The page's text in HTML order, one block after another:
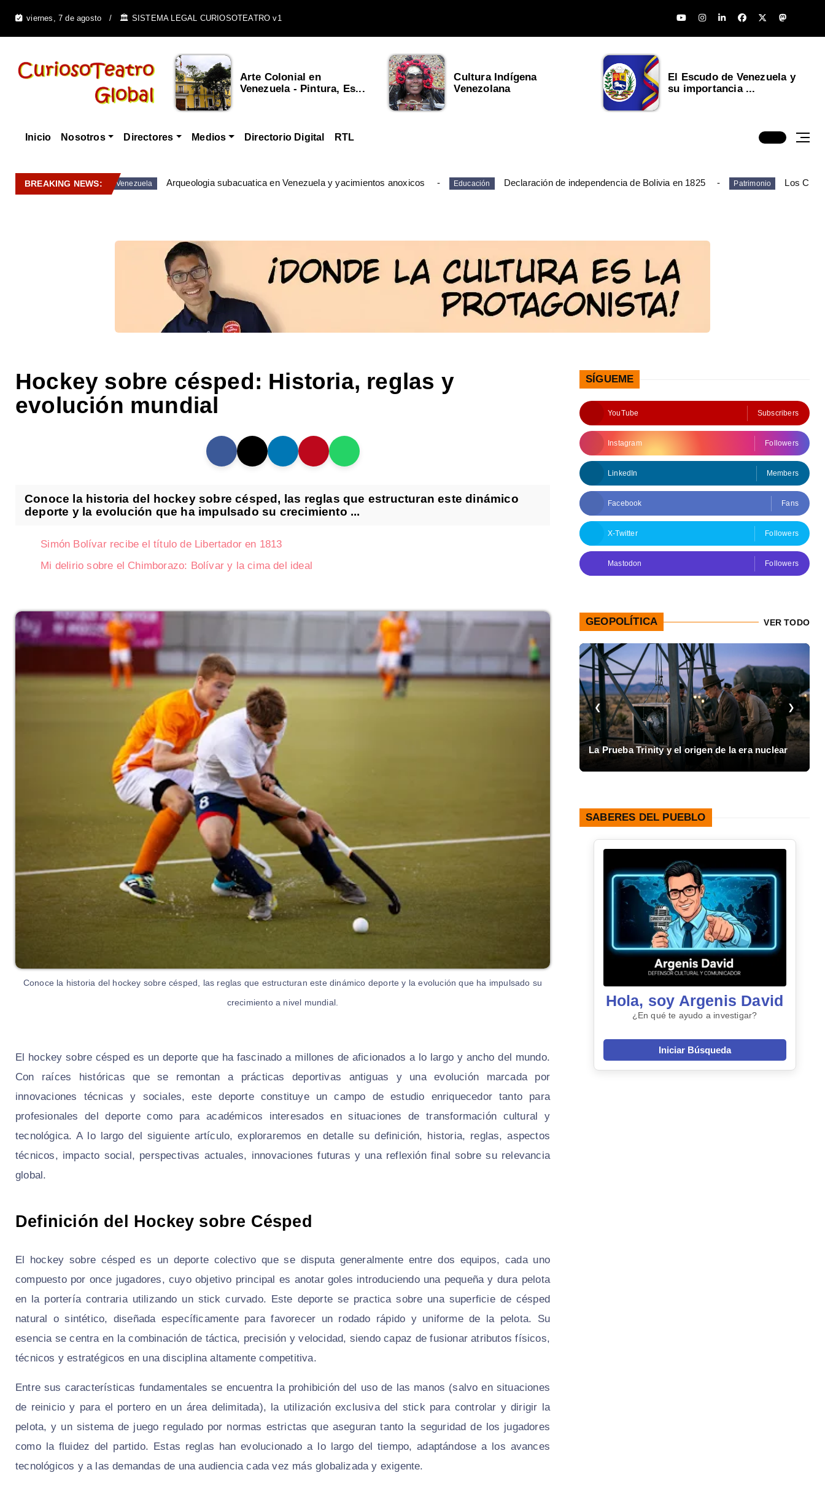
viernes, 7 de agosto 🏛️ SISTEMA LEGAL CURIOSOTEATRO v1
Cultura Afrovenezolana y
su Influencia e...
Arte Colonial en
Venezuela - Pintura, Es...
Cultura Indígena
Venezolana
El Escudo de Venezuela y
su importancia ...
Inicio Nosotros Directores Medios Directorio Digital RTL
BREAKING NEWS: Venezuela Arqueologia subacuatica en Venezuela y yacimientos anoxicos Educación Declaración de independencia de Bolivia en 1825 Patrimonio Los
Hockey sobre césped: Historia, reglas y
evolución mundial
Conoce la historia del hockey sobre césped, las reglas que estructuran este dinámico
deporte y la evolución que ha impulsado su crecimiento ...
Simón Bolívar recibe el título de Libertador en 1813
Mi delirio sobre el Chimborazo: Bolívar y la cima del ideal
Conoce la historia del hockey sobre césped, las reglas que estructuran este dinámico deporte y la evolución que ha impulsado su
crecimiento a nivel mundial.
El hockey sobre césped es un deporte que ha fascinado a millones de aficionados a lo largo y ancho del mundo.
Con raíces históricas que se remontan a prácticas deportivas antiguas y una evolución marcada por
innovaciones técnicas y sociales, este deporte constituye un campo de estudio enriquecedor tanto para
profesionales del deporte como para académicos interesados en situaciones de transformación cultural y
tecnológica. A lo largo del siguiente artículo, exploraremos en detalle su definición, historia, reglas, aspectos
técnicos, impacto social, perspectivas actuales, innovaciones futuras y una reflexión final sobre su relevancia
global.
Definición del Hockey sobre Césped
El hockey sobre césped es un deporte colectivo que se disputa generalmente entre dos equipos, cada uno
compuesto por once jugadores, cuyo objetivo principal es anotar goles introduciendo una pequeña y dura pelota
en la portería contraria utilizando un stick curvado. Este deporte se practica sobre una superficie de césped
natural o sintético, diseñada específicamente para favorecer un rodado rápido y uniforme de la pelota. Su
esencia se centra en la combinación de táctica, precisión y velocidad, siendo capaz de fusionar atributos físicos,
técnicos y estratégicos en una disciplina altamente competitiva.
Entre sus características fundamentales se encuentra la prohibición del uso de las manos (salvo en situaciones
de reinicio y para el portero en un área delimitada), la utilización exclusiva del stick para controlar y dirigir la
pelota, y un sistema de juego regulado por normas estrictas que aseguran tanto la seguridad de los jugadores
como la fluidez del partido. Estas reglas han evolucionado a lo largo del tiempo, adaptándose a los avances
tecnológicos y a las demandas de una audiencia cada vez más globalizada y exigente.
SÍGUEME
YouTube Subscribers
Instagram Followers
LinkedIn Members
Facebook Fans
X-Twitter Followers
Mastodon Followers
GEOPOLÍTICA VER TODO
❮
Consecuencias geopolíticas de la Guerra de
Corea
La Prueba Trinity y el origen de la era nuclear
❯
SABERES DEL PUEBLO
Hola, soy Argenis David
¿En qué te ayudo a investigar?
Iniciar Búsqueda